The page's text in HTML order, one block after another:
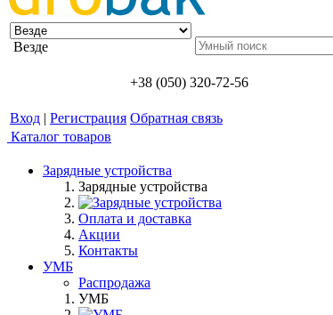
Везде
+38 (050) 320-72-56
Вход | Регистрация Обратная связь
Каталог товаров
Зарядные устройства
Зарядные устройства
Оплата и доставка
Акции
Контакты
УМБ
Распродажа
УМБ